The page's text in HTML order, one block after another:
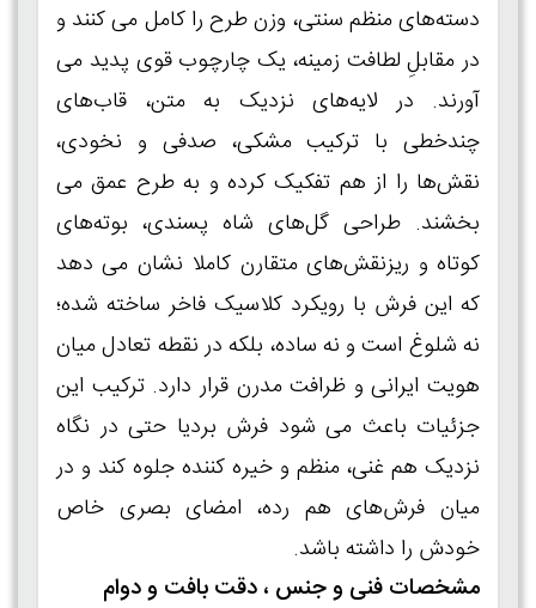
دسته‌های منظم سنتی، وزن طرح را کامل می‌ کنند و
در مقابلِ لطافت زمینه، یک چارچوب قوی پدید می‌
آورند. در لایه‌های نزدیک به متن، قاب‌های
چندخطی با ترکیب مشکی، صدفی و نخودی،
نقش‌ها را از هم تفکیک کرده و به طرح عمق می‌
بخشند. طراحی گل‌های شاه‌ پسندی، بوته‌های
کوتاه و ریزنقش‌های متقارن کاملا نشان می‌ دهد
که این فرش با رویکرد کلاسیک فاخر ساخته شده؛
نه شلوغ است و نه ساده، بلکه در نقطه تعادل میان
هویت ایرانی و ظرافت مدرن قرار دارد. ترکیب این
جزئیات باعث می‌ شود فرش بردیا حتی در نگاه
نزدیک هم غنی، منظم و خیره‌ کننده جلوه کند و در
میان فرش‌های هم‌ رده، امضای بصری خاص
خودش را داشته باشد.
مشخصات فنی و جنس ، دقت بافت و دوام